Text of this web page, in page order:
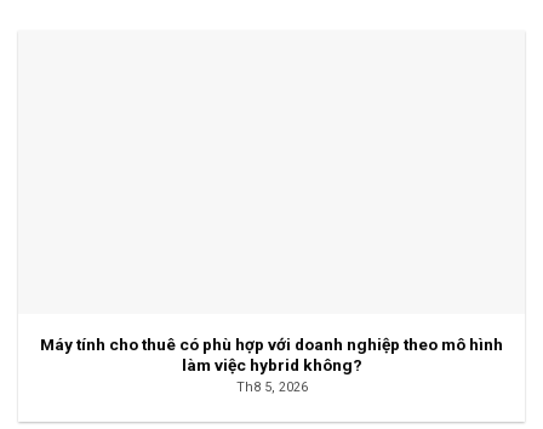
Máy tính cho thuê có phù hợp với doanh nghiệp theo mô hình
làm việc hybrid không?
Th8 5, 2026